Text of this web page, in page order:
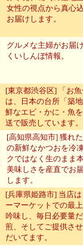
女性の視点から真心
お届けします。
グルメな主婦がお届
くいしんぼ情報。
[東京都渋谷区] 「お
は、日本の台所「築
鮮なエビ・かに・魚
送で販売しています。
[高知県高知市] 獲れ
の新鮮なかつおを冷
クではなく生のまま
美味しさを産直でお
します。
[兵庫県姫路市] 当店
ーマーケットでの最
吟味し、毎日必要量
煎、そしてご提供さ
だいてます。